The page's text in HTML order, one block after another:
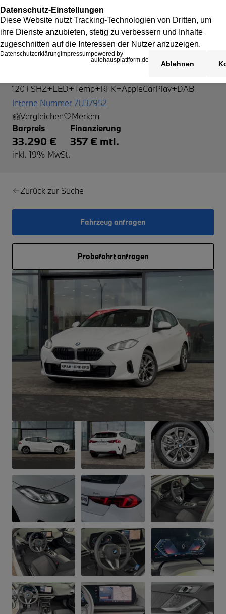
120 i SHZ+LED+Temp+RFK+AppleCarPlay+DAB
Interne Nummer 7U37952
Vergleichen
Merken
Barpreis
33.290 €
inkl. 19% MwSt.
Finanzierung
357 € mtl.
Zurück zur Suche
Fahrzeug anfragen
Probefahrt anfragen